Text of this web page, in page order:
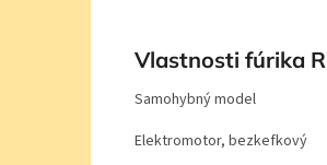
Vlastnosti fúrika
Samohybný model
Elektromotor, bezkefkový